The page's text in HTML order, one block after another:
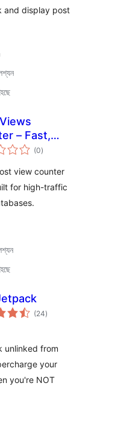
and display post
– Fast,
View
Sites
(0টা
মুঠ)
view counter
for high-traffic
(24টা
মুঠ)
unlinked from
your
you're NOT